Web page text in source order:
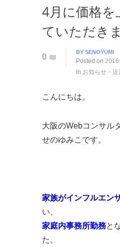
4月に価格を
ていただき
0
BY SENOYUMI
Posted on 2016
in お知らせ・近
こんにちは。
大阪のWebコンサル
せのゆみこです。
家族がインフルエン
い、
家庭内事務所勤務と
た。